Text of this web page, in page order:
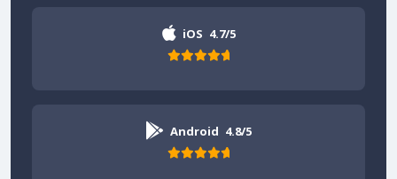
iOS 4.7/5
Android 4.8/5